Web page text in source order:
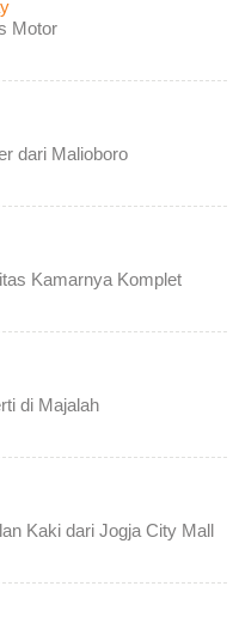
Motor
dari Malioboro
Kamarnya Komplet
di Majalah
Kaki dari Jogja City Mall